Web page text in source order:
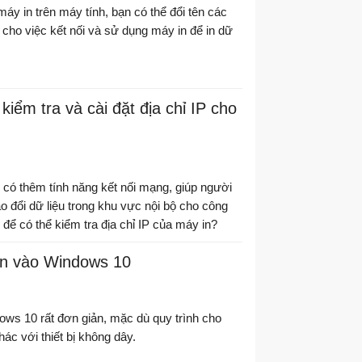
in trên máy tính, bạn có thể đổi tên các
việc kết nối và sử dụng máy in để in dữ
tra và cài đặt địa chỉ IP cho
thêm tính năng kết nối mạng, giúp người
đổi dữ liệu trong khu vực nội bộ cho công
có thể kiểm tra địa chỉ IP của máy in?
vào Windows 10
10 rất đơn giản, mặc dù quy trình cho
với thiết bị không dây.